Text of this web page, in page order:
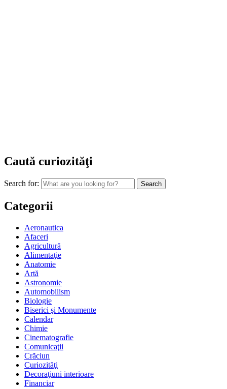
Caută curiozităţi
Search for:
Categorii
Aeronautica
Afaceri
Agricultură
Alimentaţie
Anatomie
Artă
Astronomie
Automobilism
Biologie
Biserici şi Monumente
Calendar
Chimie
Cinematografie
Comunicaţii
Crăciun
Curiozităţi
Decoraţiuni interioare
Financiar